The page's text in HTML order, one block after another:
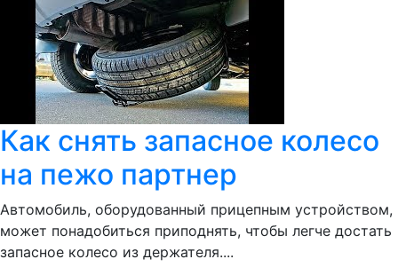
Как снять запасное колесо
на пежо партнер
Автомобиль, оборудованный прицепным устройством,
может понадобиться приподнять, чтобы легче достать
запасное колесо из держателя....